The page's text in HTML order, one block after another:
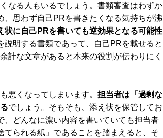
なる人もいるでしょう。書類審査はわずか
思わず自己PRを書きたくなる気持ちが沸
状に自己PRを書いても逆効果となる可能性
明する書類であって、自己PRを載せると
計な文章があると本来の役割が伝わりにく
悪くなってしまいます。 担当者は「過剰な
でしょう。そもそも、添え状を保管してお
、どんなに濃い内容を書いていても担当者
られる紙」であることを踏まえると、そ